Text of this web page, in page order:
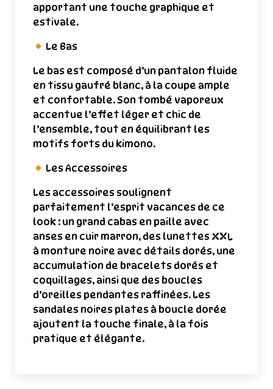
apportant une touche graphique et
estivale.
Le Bas
Le bas est composé d’un pantalon fluide
en tissu gaufré blanc, à la coupe ample
et confortable. Son tombé vaporeux
accentue l’effet léger et chic de
l’ensemble, tout en équilibrant les
motifs forts du kimono.
Les Accessoires
Les accessoires soulignent
parfaitement l’esprit vacances de ce
look : un grand cabas en paille avec
anses en cuir marron, des lunettes XXL
à monture noire avec détails dorés, une
accumulation de bracelets dorés et
coquillages, ainsi que des boucles
d’oreilles pendantes raffinées. Les
sandales noires plates à boucle dorée
ajoutent la touche finale, à la fois
pratique et élégante.